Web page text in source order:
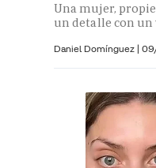
Una mujer,
un detalle con un
Daniel Domínguez |